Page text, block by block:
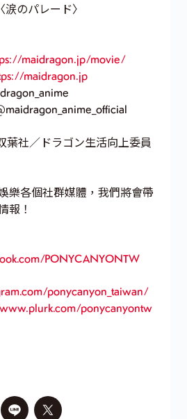
のパレード〉
maidragon.jp/movie/
maidragon.jp
社／ドラゴン生活向上委員
樂各個社群媒體，我們將會帶
報！
PONYCANYONTW
ponycanyon_taiwan/
ponycanyontw